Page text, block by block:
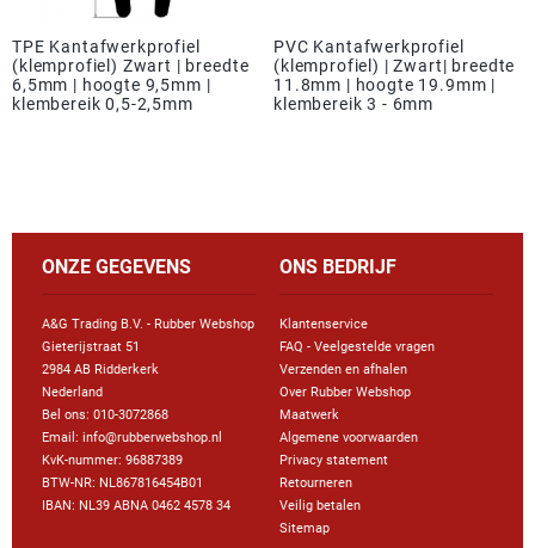
TPE Kantafwerkprofiel
(klemprofiel) Zwart | breedte
6,5mm | hoogte 9,5mm |
klembereik 0,5-2,5mm
PVC Kantafwerkprofiel
(klemprofiel) | Zwart| breedte
11.8mm | hoogte 19.9mm |
klembereik 3 - 6mm
ONZE GEGEVENS
A&G Trading B.V. - Rubber Webshop
Gieterijstraat 51
2984 AB Ridderkerk
Nederland
Bel ons: 010-3072868
Email: info@rubberwebshop.nl
KvK-nummer: 96887389
BTW-NR: NL867816454B01
IBAN: NL39 ABNA 0462 4578 34
ONS BEDRIJF
Klantenservice
FAQ - Veelgestelde vragen
Verzenden en afhalen
Over Rubber Webshop
Maatwerk
Algemene voorwaarden
Privacy statement
Retourneren
Veilig betalen
Sitemap